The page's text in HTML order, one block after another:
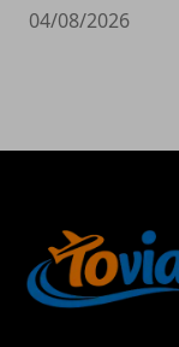
04/08/2026